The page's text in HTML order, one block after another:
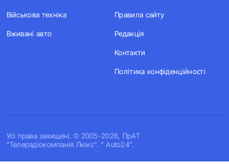
Усi права захищенi. © 2005-2026, ПрАТ
"Телерадіокомпанія Люкс". " Auto24".
Військова техніка
Вживані авто
Правила сайту
Редакція
Контакти
Політика конфіденційності